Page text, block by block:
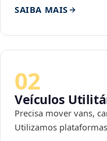
SAIBA MAIS
02
Veículos
Precisa mover vans,
Utilizamos